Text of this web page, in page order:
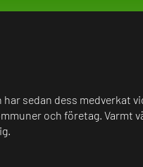
har sedan dess medverkat
och företag. Varmt